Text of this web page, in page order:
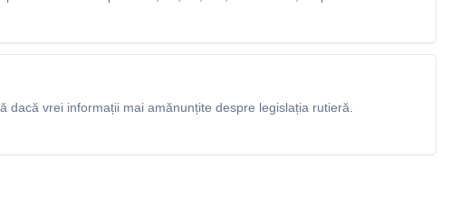
dacă vrei informații mai amănunțite despre legislația rutieră.